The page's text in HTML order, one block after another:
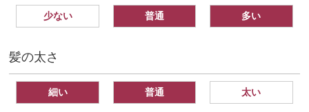
少ない 普通 多い
髪の太さ
細い 普通 太い